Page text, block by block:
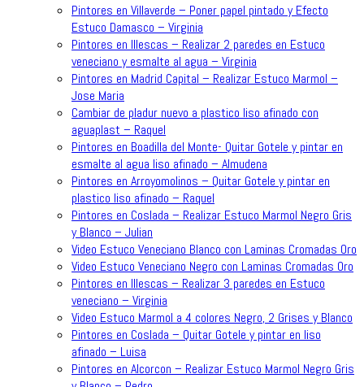
Pintores en Villaverde – Poner papel pintado y Efecto
Estuco Damasco – Virginia
Pintores en Illescas – Realizar 2 paredes en Estuco
veneciano y esmalte al agua – Virginia
Pintores en Madrid Capital – Realizar Estuco Marmol –
Jose Maria
Cambiar de pladur nuevo a plastico liso afinado con
aguaplast – Raquel
Pintores en Boadilla del Monte- Quitar Gotele y pintar en
esmalte al agua liso afinado – Almudena
Pintores en Arroyomolinos – Quitar Gotele y pintar en
plastico liso afinado – Raquel
Pintores en Coslada – Realizar Estuco Marmol Negro Gris
y Blanco – Julian
Video Estuco Veneciano Blanco con Laminas Cromadas Oro
Video Estuco Veneciano Negro con Laminas Cromadas Oro
Pintores en Illescas – Realizar 3 paredes en Estuco
veneciano – Virginia
Video Estuco Marmol a 4 colores Negro, 2 Grises y Blanco
Pintores en Coslada – Quitar Gotele y pintar en liso
afinado – Luisa
Pintores en Alcorcon – Realizar Estuco Marmol Negro Gris